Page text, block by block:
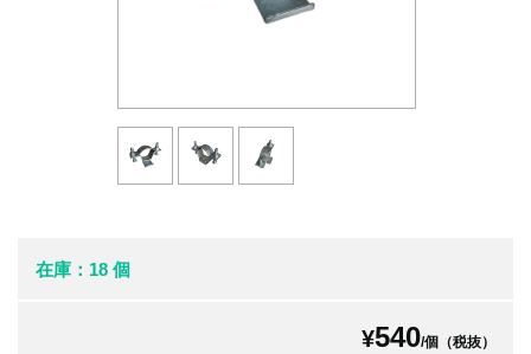
在庫：18 個
¥540/個（税抜）